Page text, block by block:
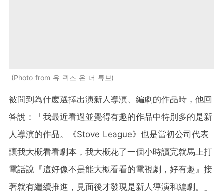
Photo from 유 퀴즈 온 더 튜브
被問到為什麽選擇出演新人導演、編劇的作品時，他回
答說：「我最近看過並覺得有趣的作品中特別多的是新
人導演的作品。《Stove League》也是當初公司代表
讓我大概看看劇本，我大概花了一個小時讀完就馬上打
電話說『這好像不是能大概看看的電視劇，好有趣』接
著就有繼續推進，見面後才發現是新人導演和編劇。」